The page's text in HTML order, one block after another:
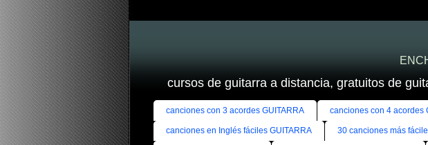
cursos de guitarra a distancia, gratuitos de
canciones con 3 acordes GUITARRA canciones con 4 acordes
canciones en Inglés fáciles GUITARRA 30 canciones más